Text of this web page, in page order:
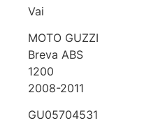
Vai
MOTO GUZZI
Breva ABS
1200
2008-2011
GU05704531